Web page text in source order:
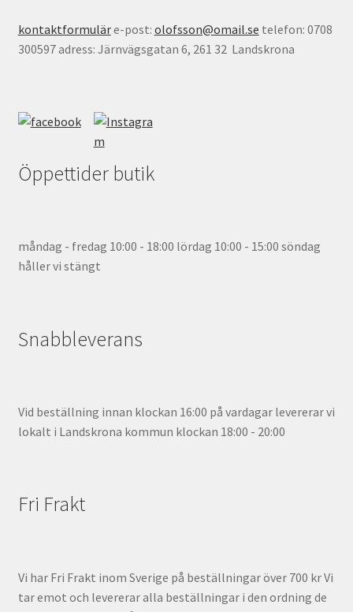
kontaktformuläre-post: olofsson@omail.se telefon: 0708
300597 adress: Järnvägsgatan 6, 261 32 Landskrona
Öppettider butik
måndag - fredag 10:00 - 18:00 lördag 10:00 - 15:00 söndag
håller vi stängt
Snabbleverans
Vid beställning innan klockan 16:00 på vardagar levererar vi
lokalt i Landskrona kommun klockan 18:00 - 20:00
Fri Frakt
Vi har Fri Frakt inom Sverige på beställningar över 700 kr Vi
tar emot och levererar alla beställningar i den ordning de